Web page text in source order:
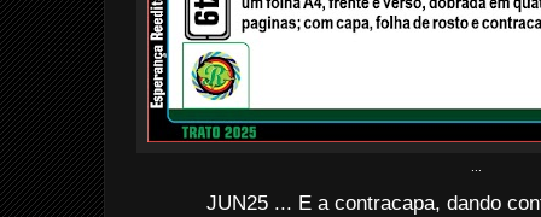
JUN25 ... E a contracapa, dando